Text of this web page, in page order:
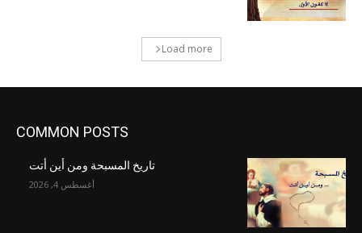
Load more
COMMON POSTS
تاريخ المسبحة ومن أين أتت
أغسطس 4, 2026